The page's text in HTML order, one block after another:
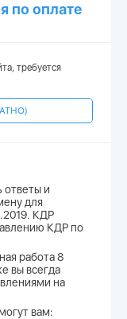
по оплате
требуется
ответы и
для
КДР
КДР по
работа 8
вы всегда
на
вам: